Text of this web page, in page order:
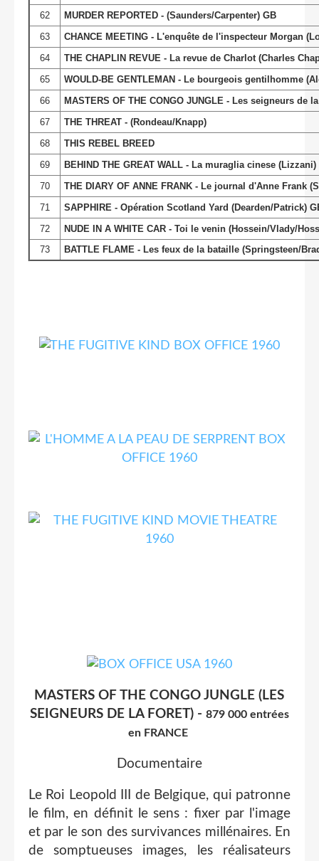
62
MURDER REPORTED - (Saunders/Carpenter) GB
63
CHANCE MEETING - L'enquête de l'inspecteur Morgan
64
THE CHAPLIN REVUE - La revue de Charlot (Charles
65
WOULD-BE GENTLEMAN - Le bourgeois gentilhomme
66
MASTERS OF THE CONGO JUNGLE - Les seigneurs de
67
THE THREAT - (Rondeau/Knapp)
68
THIS REBEL BREED
69
BEHIND THE GREAT WALL - La muraglia cinese
70
THE DIARY OF ANNE FRANK - Le journal d'Anne Frank
71
SAPPHIRE - Opération Scotland Yard (Dearden/Patrick)
72
NUDE IN A WHITE CAR - Toi le venin (Hossein/Vlady/
73
BATTLE FLAME - Les feux de la bataille (Springsteen/
MASTERS OF THE CONGO JUNGLE (LES
SEIGNEURS DE LA FORET) - 879 000 entrées
en FRANCE
Documentaire
Le Roi Leopold III de Belgique, qui patronne
le film, en définit le sens : fixer par l'image
et par le son des survivances millénaires. En
de somptueuses images, les réalisateurs